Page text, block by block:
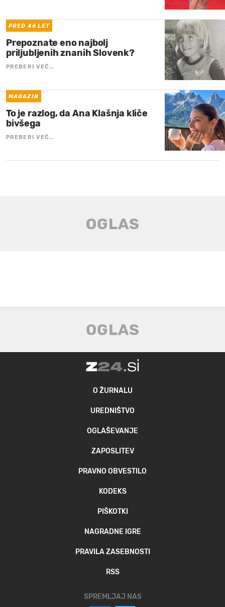
PRED 46 LET
Prepoznate eno najbolj
priljubljenih znanih Slovenk?
PREBERI VEČ…
MAGAZIN
To je razlog, da Ana Klašnja kliče
bivšega
PREBERI VEČ…
O ŽURNALU
UREDNIŠTVO
OGLAŠEVANJE
ZAPOSLITEV
PRAVNO OBVESTILO
KODEKS
PIŠKOTKI
NAGRADNE IGRE
PRAVILA ZASEBNOSTI
RSS
SPREMLJAJ NAS